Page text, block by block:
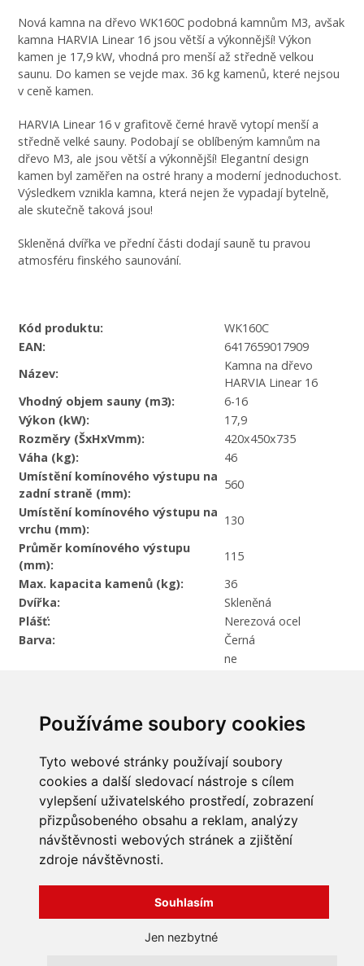
Používáme soubory cookies
Tyto webové stránky používají soubory
cookies a další sledovací nástroje s cílem
vylepšení uživatelského prostředí, zobrazení
přizpůsobeného obsahu a reklam, analýzy
návštěvnosti webových stránek a zjištění
zdroje návštěvnosti.
Souhlasím
Jen nezbytné
Nová kamna na dřevo WK160C podobná kamnům M3, avšak
kamna HARVIA Linear 16 jsou větší a výkonnější! Výkon
kamen je 17,9 kW, vhodná pro menší až středně velkou
saunu. Do kamen se vejde max. 36 kg kamenů, které nejsou
v ceně kamen.
HARVIA Linear 16 v grafitově černé hravě vytopí menší a
středně velké sauny. Podobají se oblíbeným kamnům na
dřevo M3, ale jsou větší a výkonnější! Elegantní design
kamen byl zaměřen na ostré hrany a moderní jednoduchost.
Výsledkem vznikla kamna, která nejen že vypadají bytelně,
ale skutečně taková jsou!
Skleněná dvířka ve přední části dodají sauně tu pravou
atmosféru finského saunování.
Kód produktu:
WK160C
EAN:
6417659017909
Název:
Kamna na dřevo
HARVIA Linear 16
Vhodný objem sauny (m3):
6-16
Výkon (kW):
17,9
Rozměry (ŠxHxVmm):
420x450x735
Váha (kg):
46
Umístění komínového výstupu na
zadní straně (mm):
560
Umístění komínového výstupu na
vrchu (mm):
130
Průměr komínového výstupu
(mm):
115
Max. kapacita kamenů (kg):
36
Dvířka:
Skleněná
Plášť:
Nerezová ocel
Barva:
Černá
ne
INFORMACE
Obchodní podmínky
Zpracování a ochrana
profesionální webové stránky: triangl web